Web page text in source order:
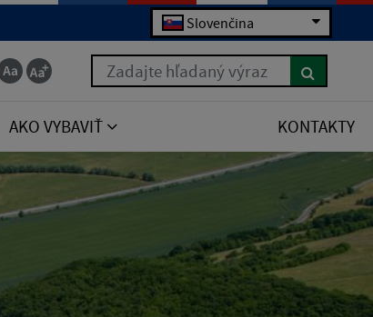
Slovenčina
Zadajte hľadaný výraz
AKO VYBAVIŤ KONTAKTY